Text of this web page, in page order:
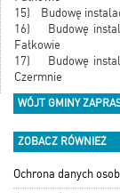
15) Budowę
16) Budowę
Fałkowie
17) Budowę
Czermnie
WÓJT GMINY
ZOBACZ RÓWNIEŻ
Ochrona danych